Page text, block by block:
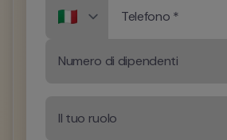
Telefono *
Numero di dipendenti
Il tuo ruolo